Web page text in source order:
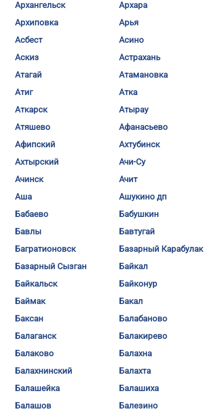
Архангельск
Архара
Архиповка
Арья
Асбест
Асино
Аскиз
Астрахань
Атагай
Атамановка
Атиг
Атка
Аткарск
Атырау
Атяшево
Афанасьево
Афипский
Ахтубинск
Ахтырский
Ачи-Су
Ачинск
Ачит
Аша
Ашукино дп
Бабаево
Бабушкин
Бавлы
Бавтугай
Багратионовск
Базарный Карабулак
Базарный Сызган
Байкал
Байкальск
Байконур
Баймак
Бакал
Баксан
Балабаново
Балаганск
Балакирево
Балаково
Балахна
Балахнинский
Балахта
Балашейка
Балашиха
Балашов
Балезино